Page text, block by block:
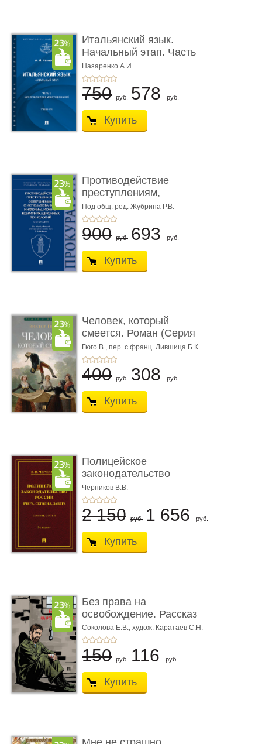
Итальянский язык.
Начальный этап. Часть
2. Учеб� ...
Назаренко А.И.
750 руб. 578 руб.
Купить
Противодействие
преступлениям,
совершаемым с ...
Под общ. ред. Жубрина Р.В.
900 руб. 693 руб.
Купить
Человек, который
смеется. Роман (Серия
«Роман с ...
Гюго В., пер. с франц. Лившица Б.К.
400 руб. 308 руб.
Купить
Полицейское
законодательство
России: вчера, с� ...
Черников В.В.
2 150 руб. 1 656 руб.
Купить
Без права на
освобождение. Рассказ
Соколова Е.В., худож. Каратаев С.Н.
150 руб. 116 руб.
Купить